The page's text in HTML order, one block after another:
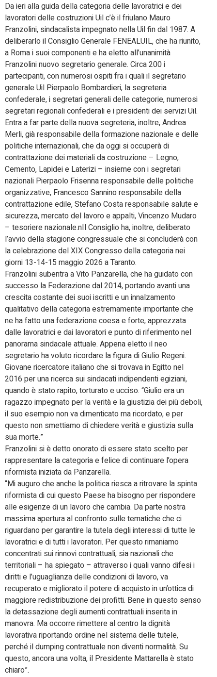
Da ieri alla guida della categoria delle lavoratrici e dei
lavoratori delle costruzioni Uil c’è il friulano Mauro
Franzolini, sindacalista impegnato nella Uil fin dal 1987. A
deliberarlo il Consiglio Generale FENEALUIL, che ha riunito,
a Roma i suoi componenti e ha eletto all’unanimità
Franzolini nuovo segretario generale. Circa 200 i
partecipanti, con numerosi ospiti fra i quali il segretario
generale Uil Pierpaolo Bombardieri, la segreteria
confederale, i segretari generali delle categorie, numerosi
segretari regionali confederali e i presidenti dei servizi Uil.
Entra a far parte della nuova segreteria, inoltre, Andrea
Merli, già responsabile della formazione nazionale e delle
politiche internazionali, che da oggi si occuperà di
contrattazione dei materiali da costruzione – Legno,
Cemento, Lapidei e Laterizi – insieme con i segretari
nazionali Pierpaolo Frisenna responsabile delle politiche
organizzative, Francesco Sannino responsabile della
contrattazione edile, Stefano Costa responsabile salute e
sicurezza, mercato del lavoro e appalti, Vincenzo Mudaro
– tesoriere nazionale.nIl Consiglio ha, inoltre, deliberato
l’avvio della stagione congressuale che si concluderà con
la celebrazione del XIX Congresso della categoria nei
giorni 13-14-15 maggio 2026 a Taranto.
Franzolini subentra a Vito Panzarella, che ha guidato con
successo la Federazione dal 2014, portando avanti una
crescita costante dei suoi iscritti e un innalzamento
qualitativo della categoria estremamente importante che
ne ha fatto una federazione coesa e forte, apprezzata
dalle lavoratrici e dai lavoratori e punto di riferimento nel
panorama sindacale attuale. Appena eletto il neo
segretario ha voluto ricordare la figura di Giulio Regeni.
Giovane ricercatore italiano che si trovava in Egitto nel
2016 per una ricerca sui sindacati indipendenti egiziani,
quando è stato rapito, torturato e ucciso. “Giulio era un
ragazzo impegnato per la verità e la giustizia dei più deboli,
il suo esempio non va dimenticato ma ricordato, e per
questo non smettiamo di chiedere verità e giustizia sulla
sua morte.”
Franzolini si è detto onorato di essere stato scelto per
rappresentare la categoria e felice di continuare l’opera
riformista iniziata da Panzarella.
“Mi auguro che anche la politica riesca a ritrovare la spinta
riformista di cui questo Paese ha bisogno per rispondere
alle esigenze di un lavoro che cambia. Da parte nostra
massima apertura al confronto sulle tematiche che ci
riguardano per garantire la tutela degli interessi di tutte le
lavoratrici e di tutti i lavoratori. Per questo rimaniamo
concentrati sui rinnovi contrattuali, sia nazionali che
territoriali – ha spiegato – attraverso i quali vanno difesi i
diritti e l’uguaglianza delle condizioni di lavoro, va
recuperato e migliorato il potere di acquisto in un’ottica di
maggiore redistribuzione dei profitti. Bene in questo senso
la detassazione degli aumenti contrattuali inserita in
manovra. Ma occorre rimettere al centro la dignità
lavorativa riportando ordine nel sistema delle tutele,
perché il dumping contrattuale non diventi normalità. Su
questo, ancora una volta, il Presidente Mattarella è stato
chiaro”.